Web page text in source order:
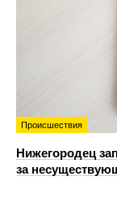
Происшествия
Нижегородец
за